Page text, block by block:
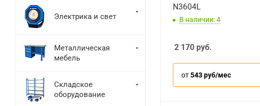
N3604L
В наличии: 4
2 170 руб.
от543 руб/мес
Электрика и свет
Металлическая
мебель
Складское
оборудование